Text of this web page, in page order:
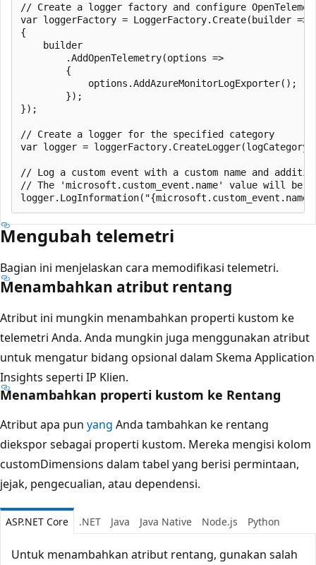
// Create a logger factory and configure
var loggerFactory = LoggerFactory.Create(builder =>
{
    builder
        .AddOpenTelemetry(options =>
        {
            options.AddAzureMonitorLogExporter();
        });
});
// Create a logger for the specified category
var logger =
// Log a custom event with a custom name and
// The 'microsoft.custom_event.name' value will be
Mengubah telemetri
Bagian ini menjelaskan cara memodifikasi telemetri.
Menambahkan atribut rentang
Atribut ini mungkin menambahkan properti kustom ke
telemetri Anda. Anda mungkin juga menggunakan atribut
untuk mengatur bidang opsional dalam Skema Application
Insights seperti IP Klien.
Menambahkan properti kustom ke Rentang
Atribut apa pun yang Anda tambahkan ke rentang
diekspor sebagai properti kustom. Mereka mengisi kolom
customDimensions dalam tabel yang berisi permintaan,
jejak, pengecualian, atau dependensi.
ASP.NET Core .NET Java Java Native Node.js Python
Untuk menambahkan atribut rentang, gunakan salah